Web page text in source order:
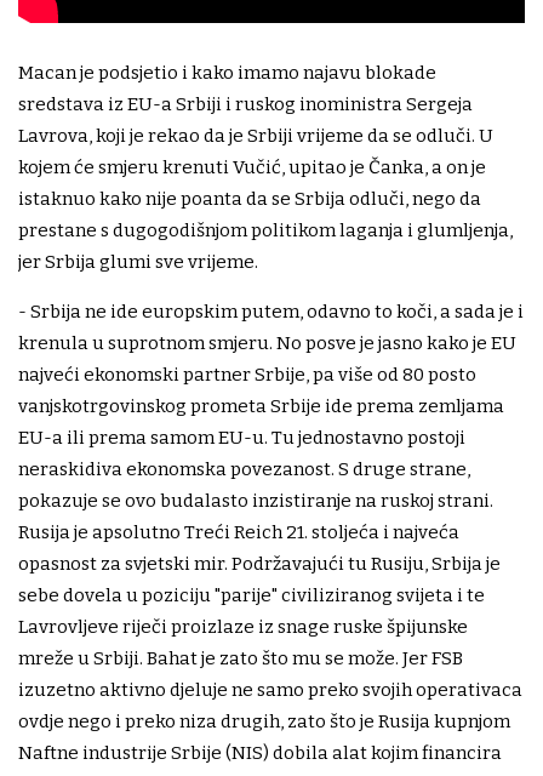
Macan je podsjetio i kako imamo najavu blokade
sredstava iz EU-a Srbiji i ruskog inoministra Sergeja
Lavrova, koji je rekao da je Srbiji vrijeme da se odluči. U
kojem će smjeru krenuti Vučić, upitao je Čanka, a on je
istaknuo kako nije poanta da se Srbija odluči, nego da
prestane s dugogodišnjom politikom laganja i glumljenja,
jer Srbija glumi sve vrijeme.
- Srbija ne ide europskim putem, odavno to koči, a sada je i
krenula u suprotnom smjeru. No posve je jasno kako je EU
najveći ekonomski partner Srbije, pa više od 80 posto
vanjskotrgovinskog prometa Srbije ide prema zemljama
EU-a ili prema samom EU-u. Tu jednostavno postoji
neraskidiva ekonomska povezanost. S druge strane,
pokazuje se ovo budalasto inzistiranje na ruskoj strani.
Rusija je apsolutno Treći Reich 21. stoljeća i najveća
opasnost za svjetski mir. Podržavajući tu Rusiju, Srbija je
sebe dovela u poziciju "parije" civiliziranog svijeta i te
Lavrovljeve riječi proizlaze iz snage ruske špijunske
mreže u Srbiji. Bahat je zato što mu se može. Jer FSB
izuzetno aktivno djeluje ne samo preko svojih operativaca
ovdje nego i preko niza drugih, zato što je Rusija kupnjom
Naftne industrije Srbije (NIS) dobila alat kojim financira